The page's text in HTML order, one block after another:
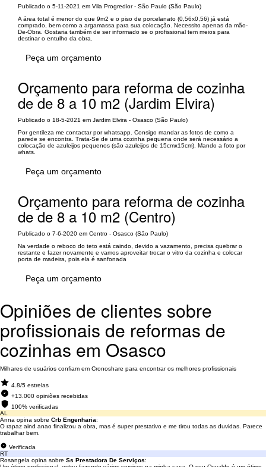
Publicado o 5-11-2021 em Vila Progredior - São Paulo (São Paulo)
A área total é menor do que 9m2 e o piso de porcelanato (0,56x0,56) já está
comprado, bem como a argamassa para sua colocação. Necessito apenas da mão-
De-Obra. Gostaria também de ser informado se o profissional tem meios para
destinar o entulho da obra.
Peça um orçamento
Orçamento para reforma de cozinha
de de 8 a 10 m2 (Jardim Elvira)
Publicado o 18-5-2021 em Jardim Elvira - Osasco (São Paulo)
Por gentileza me contactar por whatsapp. Consigo mandar as fotos de como a
parede se encontra. Trata-Se de uma cozinha pequena onde será necessário a
colocação de azuleijos pequenos (são azuleijos de 15cmx15cm). Mando a foto por
whats.
Peça um orçamento
Orçamento para reforma de cozinha
de de 8 a 10 m2 (Centro)
Publicado o 7-6-2020 em Centro - Osasco (São Paulo)
Na verdade o reboco do teto está caindo, devido a vazamento, precisa quebrar o
restante e fazer novamente e vamos aproveitar trocar o vitro da cozinha e colocar
porta de madeira, pois ela é sanfonada
Peça um orçamento
Opiniões de clientes sobre
profissionais de reformas de
cozinhas em Osasco
Milhares de usuários confiam em Cronoshare para encontrar os melhores profissionais
4.8/5 estrelas
+13.000 opiniões recebidas
100% verificadas
AL
Anna opina sobre Crb Engenharia:
O rapaz aind anao finalizou a obra, mas é super prestativo e me tirou todas as duvidas. Parece
trabalhar bem.
Verificada
RT
Rosangela opina sobre Ss Prestadora De Serviços: